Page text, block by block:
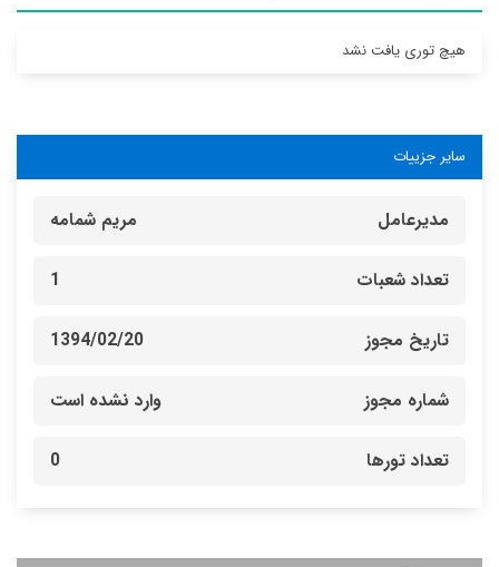
هیچ توری یافت نشد
سایر جزییات
مدیرعامل مریم شمامه
تعداد شعبات 1
تاریخ مجوز 1394/02/20
شماره مجوز وارد نشده است
تعداد تورها 0